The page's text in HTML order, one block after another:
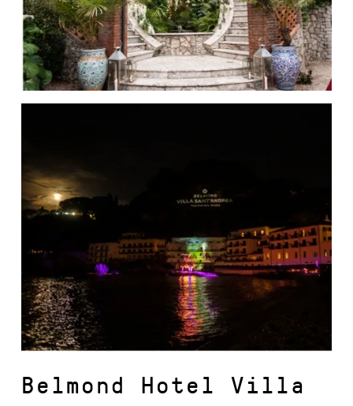
Belmond Hotel Villa